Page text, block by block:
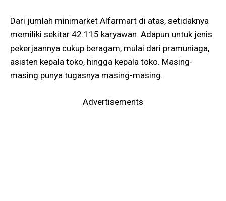
Dari jumlah minimarket Alfarmart di atas, setidaknya
memiliki sekitar 42.115 karyawan. Adapun untuk jenis
pekerjaannya cukup beragam, mulai dari pramuniaga,
asisten kepala toko, hingga kepala toko. Masing-
masing punya tugasnya masing-masing.
Advertisements